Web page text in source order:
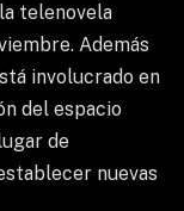
telenovela
Además
involucrado en
del espacio
de
nuevas